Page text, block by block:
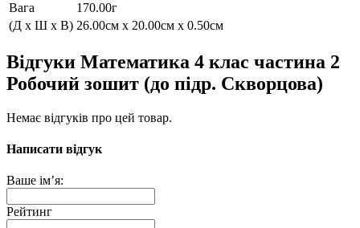
Вага
170.00г
(Д x Ш x В) 26.00см x 20.00см x 0.50см
Відгуки Математика 4 клас частина 2
Робочий зошит (до підр. Скворцова)
Немає відгуків про цей товар.
Написати відгук
Ваше ім’я:
Рейтинг